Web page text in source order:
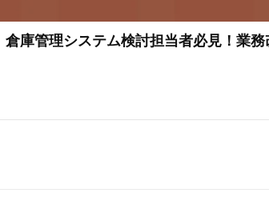
庫管理システム検討担当者必見！業